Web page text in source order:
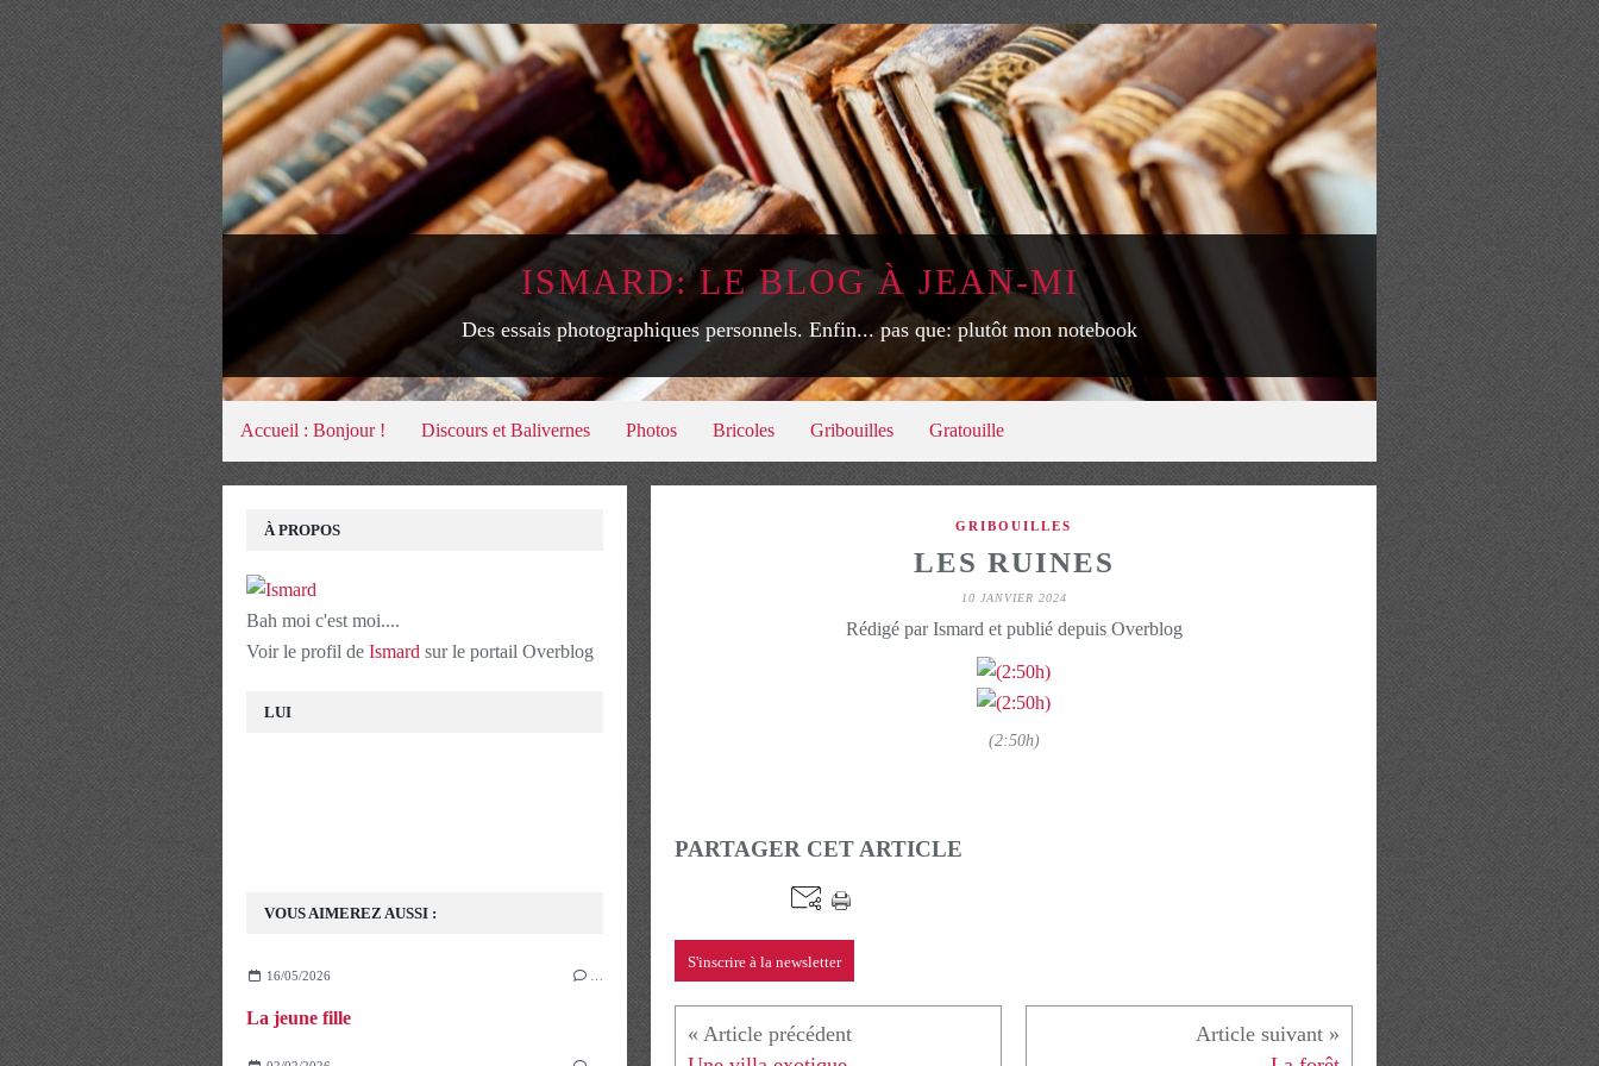
ISMARD: LE BLOG À JEAN-MI
Des essais photographiques personnels. Enfin... pas que: plutôt mon notebook
Accueil : Bonjour ! Discours et Balivernes Photos Bricoles Gribouilles Gratouille
GRIBOUILLES
LES RUINES
10 JANVIER 2024
Rédigé par Ismard et publié depuis Overblog
(2:50h)
PARTAGER CET ARTICLE
S'inscrire à la newsletter
À PROPOS
Bah moi c'est moi....
Voir le profil de Ismard sur le portail Overblog
VOUS AIMEREZ AUSSI :
16/05/2026
La jeune fille
LUI